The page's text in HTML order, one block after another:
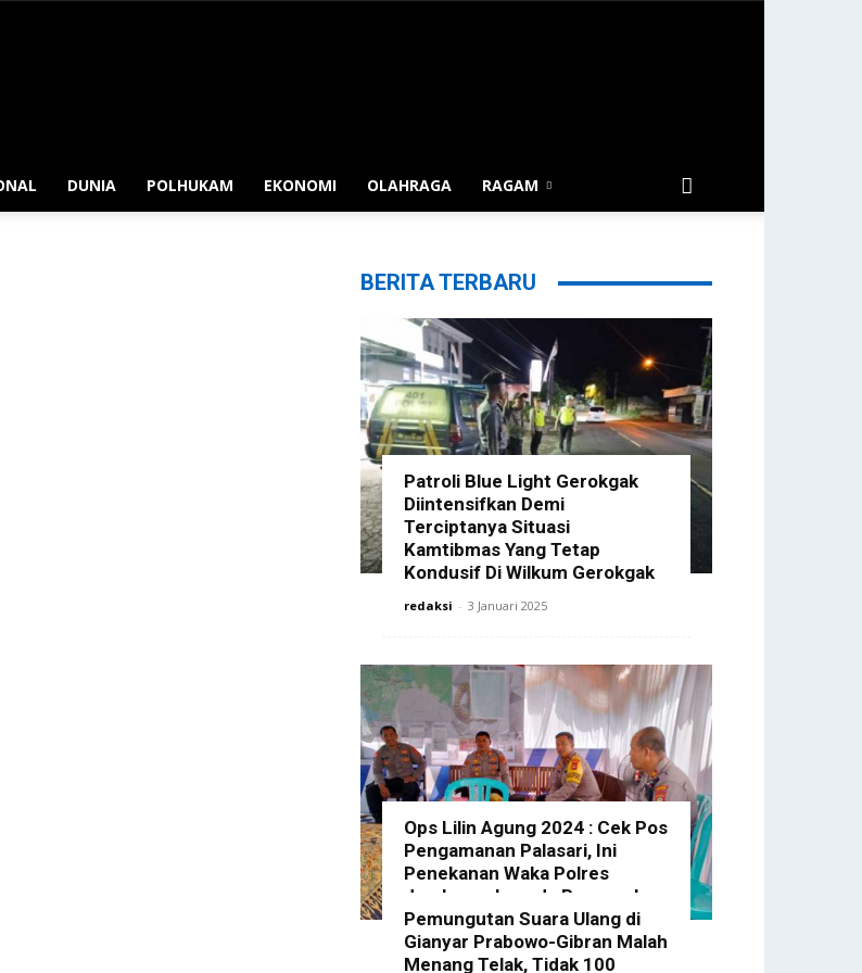
DUNIA POLHUKAM EKONOMI OLAHRAGA RAGAM
BERITA TERBARU
Patroli Blue Light Gerokgak
Diintensifkan Demi
Terciptanya Situasi
Kamtibmas Yang Tetap
Kondusif Di Wilkum Gerokgak
redaksi - 3 Januari 2025
Ops Lilin Agung 2024 : Cek Pos
Pengamanan Palasari, Ini
Penekanan Waka Polres
Jembrana kepada Personel
Yang Bertugas
redaksi - 23 Desember 2024
Pemungutan Suara Ulang di
Gianyar Prabowo-Gibran Malah
Menang Telak, Tidak 100